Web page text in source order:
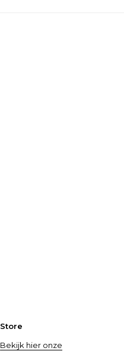
Store
Bekijk hier onze